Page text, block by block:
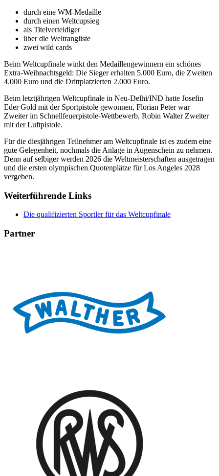
durch eine WM-Medaille
durch einen Weltcupsieg
als Titelverteidiger
über die Weltrangliste
zwei wild cards
Beim Weltcupfinale winkt den Medaillengewinnern ein schönes
Extra-Weihnachtsgeld: Die Sieger erhalten 5.000 Euro, die Zweiten
4.000 Euro und die Drittplatzierten 2.000 Euro.
Beim letztjährigen Weltcupfinale in Neu-Delhi/IND hatte Josefin
Eder Gold mit der Sportpistole gewonnen, Florian Peter war
Zweiter im Schnellfeuerpistole-Wettbewerb, Robin Walter Zweiter
mit der Luftpistole.
Für die diesjährigen Teilnehmer am Weltcupfinale ist es zudem eine
gute Gelegenheit, nochmals die Anlage in Augenschein zu nehmen.
Denn auf selbiger werden 2026 die Weltmeisterschaften ausgetragen
und die ersten olympischen Quotenplätze für Los Angeles 2028
vergeben.
Weiterführende Links
Die qualifizierten Sportler für das Weltcupfinale
Partner